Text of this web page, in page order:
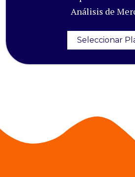
Análisis de
Seleccionar